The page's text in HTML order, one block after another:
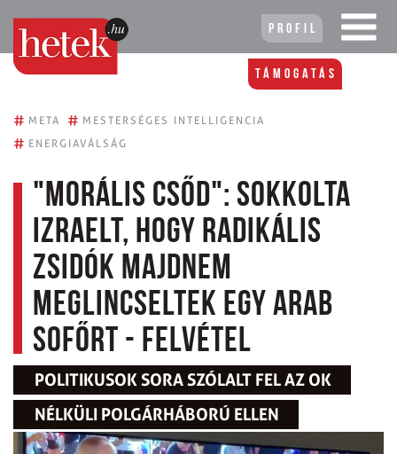
Profil
Támogatás
# META # MESTERSÉGES INTELLIGENCIA
# ENERGIAVÁLSÁG
"Morális csőd": sokkolta
Izraelt, hogy radikális
zsidók majdnem
meglincseltek egy arab
sofőrt - felvétel
POLITIKUSOK SORA SZÓLALT FEL AZ OK
NÉLKÜLI POLGÁRHÁBORÚ ELLEN